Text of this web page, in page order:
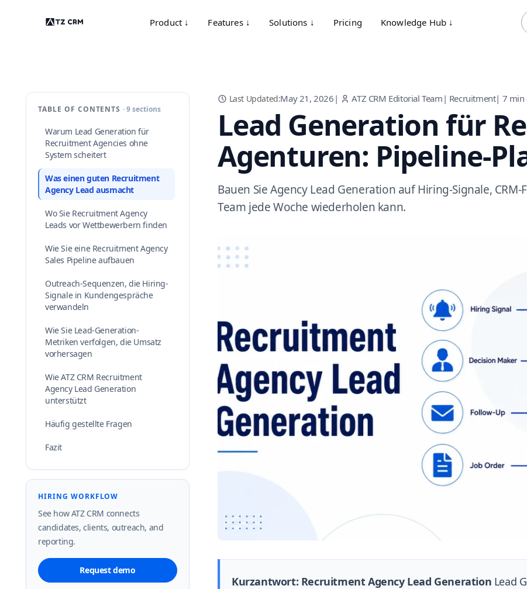
Product ↓ Features ↓ Solutions ↓ Pricing Knowledge Hub ↓
TABLE OF CONTENTS · 9 sections
Warum Lead Generation für
Recruitment Agencies ohne
System scheitert
Was einen guten Recruitment
Agency Lead ausmacht
Wo Sie Recruitment Agency
Leads vor Wettbewerbern finden
Wie Sie eine Recruitment Agency
Sales Pipeline aufbauen
Outreach-Sequenzen, die Hiring-
Signale in Kundengespräche
verwandeln
Wie Sie Lead-Generation-
Metriken verfolgen, die Umsatz
vorhersagen
Wie ATZ CRM Recruitment
Agency Lead Generation
unterstützt
Häufig gestellte Fragen
Fazit
HIRING WORKFLOW
See how ATZ CRM connects
candidates, clients, outreach, and
reporting.
Request demo
Last Updated:May 21, 2026 | ATZ CRM Editorial Team | Recruitment| 7 min
Lead Generation für
Agenturen: Pipeline-
Bauen Sie Agency Lead Generation auf Hiring-Signale,
Team jede Woche wiederholen kann.
Kurzantwort: Recruitment Agency Lead Generation Lead